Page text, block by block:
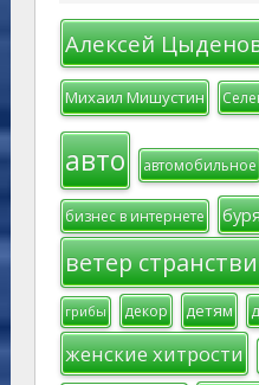
Алексей
Михаил Мишустин
авто автомобильное
бизнес в интернете
ветер
грибы декор детям
женские хитрости